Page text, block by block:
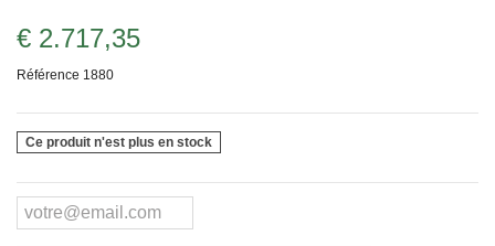
€ 2.717,35
Référence 1880
Ce produit n'est plus en stock